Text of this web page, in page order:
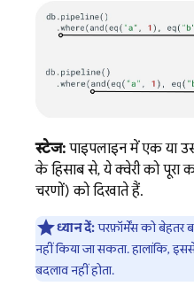
स्टेज: पाइपलाइन में एक या
के हिसाब से, ये क्वेरी को पूरा
चरणों) को दिखाते हैं.
ध्यान दें:परफ़ॉर्मेंस को बेहतर
नहीं किया जा सकता. हालांकि,
बदलाव नहीं होता.